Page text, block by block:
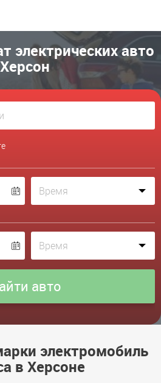
электрических авто
Херсон
электромобиль
в Херсоне